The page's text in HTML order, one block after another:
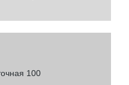
100